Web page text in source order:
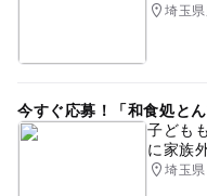
埼玉
今すぐ応募！「和食処と
子ども
に家族
埼玉